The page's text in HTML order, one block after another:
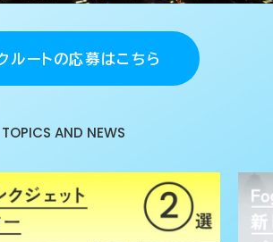
ルートの応募はこちら
TOPICS AND NEWS